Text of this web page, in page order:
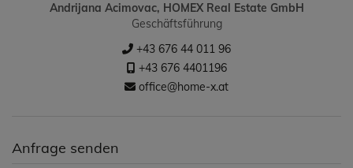
Andrijana Acimovac, HOMEX Real Estate GmbH
Geschäftsführung
+43 676 44 011 96
+43 676 4401196
office@home-x.at
Anfrage senden